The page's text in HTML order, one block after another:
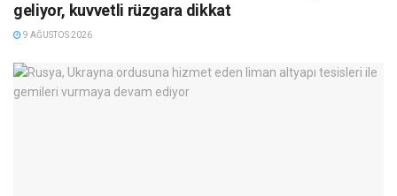
geliyor, kuvvetli rüzgara dikkat
9 AĞUSTOS 2026